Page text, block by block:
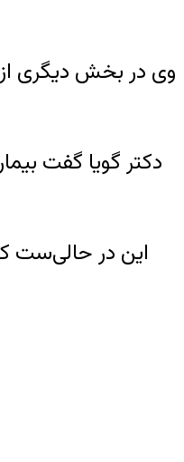
وی در بخش دیگری
این در حالی‌ست